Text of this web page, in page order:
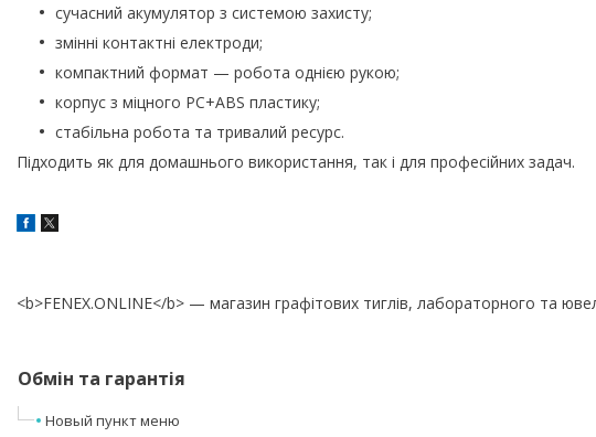
сучасний акумулятор з системою захисту;
змінні контактні електроди;
компактний формат — робота однією рукою;
корпус з міцного PC+ABS пластику;
стабільна робота та тривалий ресурс.
Підходить як для домашнього використання, так і для професійних задач.
<b>FENEX.ONLINE</b> — магазин графітових тиглів, лабораторного та
Обмін та гарантія
Новый пункт меню